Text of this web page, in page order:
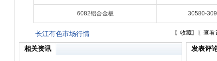
6082铝合金板 30580-
长江有色市场行情 〖 收藏〗〖 查看
相关资讯 发表评